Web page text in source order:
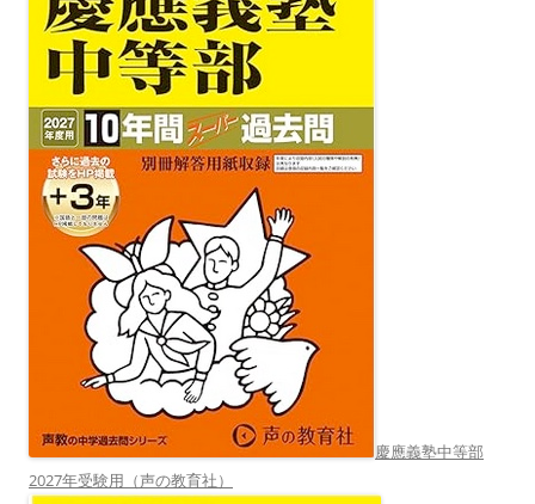
慶應義塾中等部
2027年受験用（声の教育社）